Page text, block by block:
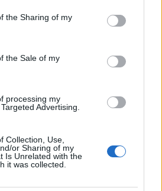
usage behaviour. You may click to
Google and its third-party tags to
specified purposes in below Google
the Sharing of my
the Sale of my
processing my
Advertising.
Collection, Use,
or Sharing of my
Is Unrelated with the
it was collected.
andando nella
menù del sito o
Giuseppe Casillo
Riabilitazione Loiri
Giuseppe